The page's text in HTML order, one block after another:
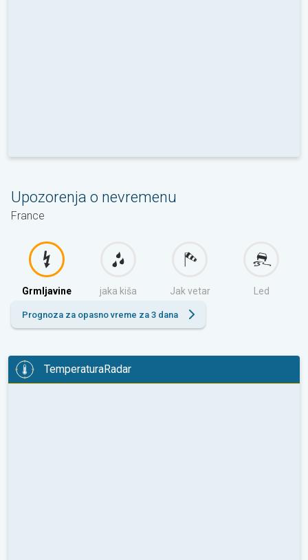
Upozorenja o nevremenu
France
Grmljavine jaka kiša Jak vetar Led
Prognoza za opasno vreme za 3 dana
TemperaturaRadar